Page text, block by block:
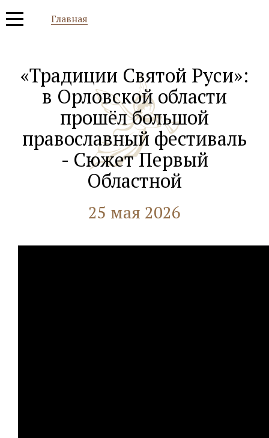
Главная
«Традиции Святой Руси»:
в Орловской области
прошёл большой
православный фестиваль
- Сюжет Первый
Областной
25 мая 2026